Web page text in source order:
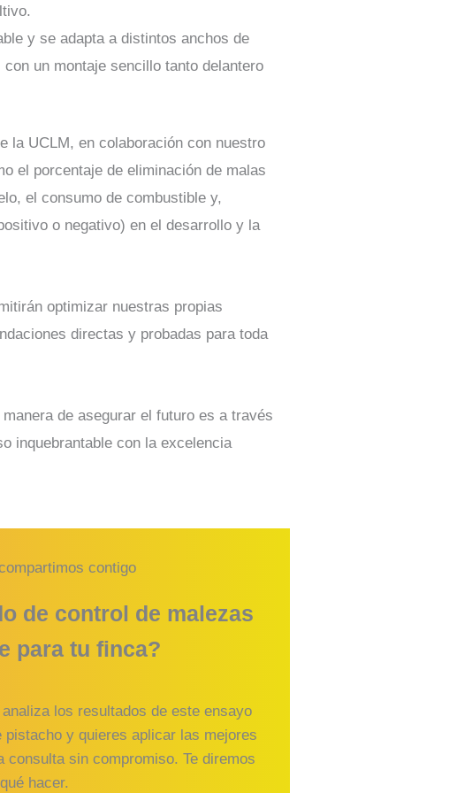
y se adapta a distintos anchos de
un montaje sencillo tanto delantero
la UCLM, en colaboración con nuestro
el porcentaje de eliminación de malas
el consumo de combustible y,
o negativo) en el desarrollo y la
optimizar nuestras propias
directas y probadas para toda
de asegurar el futuro es a través
inquebrantable con la excelencia
contigo
de control de malezas
para tu finca?
los resultados de este ensayo
y quieres aplicar las mejores
sin compromiso. Te diremos
hacer.